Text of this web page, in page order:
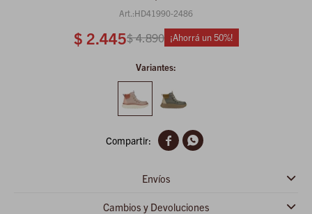
HD41990-2486
$ 2.445$ 4.890 50
Variantes:
 
Envíos
Cambios y Devoluciones